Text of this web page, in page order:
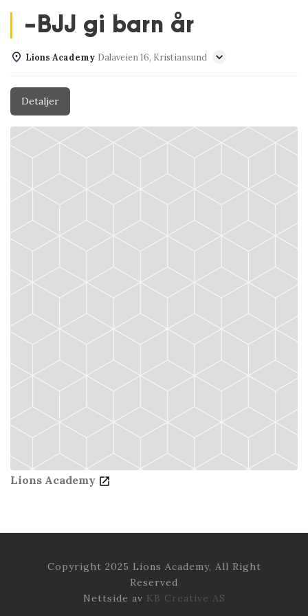
-BJJ gi barn år
Lions Academy Dalaveien 16, Kristiansund
Detaljer
Lions Academy
Copyright 2025 Lions Academy, All Right
Reserved
Nettside av KB Creative AS